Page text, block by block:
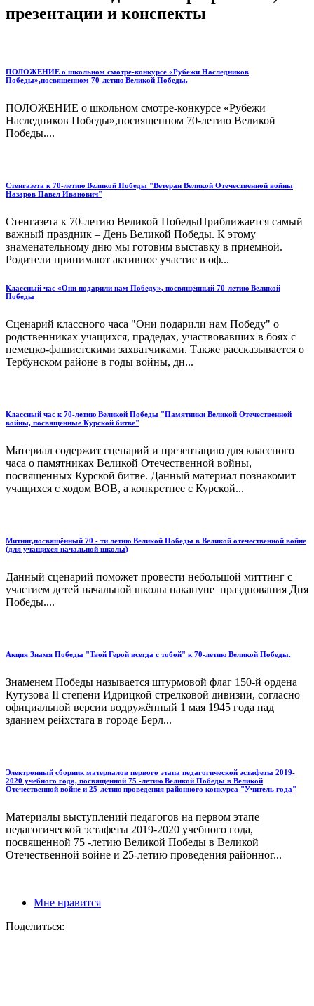
презентации и конспекты
ПОЛОЖЕНИЕ о школьном смотре-конкурсе «Рубежи Наследников
Победы»,посвященном 70-летию Великой Победы.
ПОЛОЖЕНИЕ о школьном смотре-конкурсе «Рубежи
Наследников Победы»,посвященном 70-летию Великой
Победы....
Стенгазета к 70-летию Великой Победы "Ветеран Великой Отечественной войны
Назаров Павел Иванович"
Стенгазета к 70-летию Великой ПобедыПриближается самый
важный праздник – День Великой Победы. К этому
знаменательному дню мы готовим выставку в приемной.
Родители принимают активное участие в оф...
Классный час «Они подарили нам Победу», посвящённый 70-летию Великой
Победы
Сценарий классного часа "Они подарили нам Победу" о
родственниках учащихся, прадедах, участвовавших в боях с
немецко-фашистскими захватчиками. Также рассказывается о
Тербунском районе в годы войны, дн...
Классный час к 70-летию Великой Победы "Памятники Великой Отечественной
войны, посвященные Курской битве"
Материал содержит сценарий и презентацию для классного
часа о памятниках Великой Отечественной войны,
посвященных Курской битве. Данный материал познакомит
учащихся с ходом ВОВ, а конкретнее с Курской...
Митинг,посвящённый 70 - ти летию Великой Победы в Великой отечественной войне
(для учащихся начальной школы)
Данный сценарий поможет провести небольшой миттинг с
участием детей начальной школы накануне празднования Дня
Победы....
Акция Знамя Победы "Твой Герой всегда с тобой" к 70-летию Великой Победы.
Знаменем Победы называется штурмовой флаг 150-й ордена
Кутузова II степени Идрицкой стрелковой дивизии, согласно
официальной версии водружённый 1 мая 1945 года над
зданием рейхстага в городе Берл...
Электронный сборник материалов первого этапа педагогической эстафеты 2019-
2020 учебного года, посвященной 75 -летию Великой Победы в Великой
Отечественной войне и 25-летию проведения районного конкурса "Учитель года"
Материалы выступлений педагогов на первом этапе
педагогической эстафеты 2019-2020 учебного года,
посвященной 75 -летию Великой Победы в Великой
Отечественной войне и 25-летию проведения районног...
Мне нравится
Поделиться: